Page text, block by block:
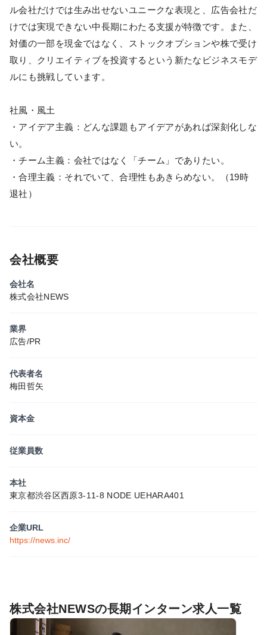
ル会社だけでは生み出せないユニークな表現と、広告会社だ
けでは実現できない中長期にわたる支援が特徴です。また、
対価の一部を現金ではなく、ストックオプションや株で受け
取り、クリエイティブを投資するという新たなビジネスモデ
ルにも挑戦しています。
社風・風土
・アイデア主義：どんな課題もアイデアがあれば深刻化しな
い。
・チーム主義：会社ではなく「チーム」でありたい。
・合理主義：それでいて、合理性もあきらめない。（19時
退社）
会社概要
会社名
株式会社NEWS
業界
広告/PR
代表者名
梅田哲矢
資本金
従業員数
本社
東京都渋谷区西原3-11-8 NODE UEHARA401
企業URL
https://news.inc/
株式会社NEWSの長期インターン求人一覧